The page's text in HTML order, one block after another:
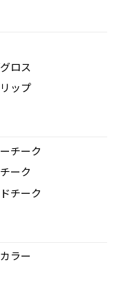
ロス
ップ
チーク
ーク
チーク
ラー